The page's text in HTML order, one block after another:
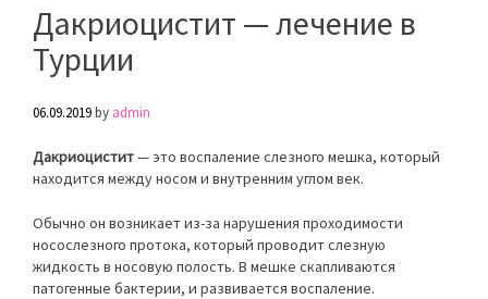
Дакриоцистит — лечение в
Турции
06.09.2019by admin
Дакриоцистит— это воспаление слезного мешка, который
находится между носом и внутренним углом век.
Обычно он возникает из-за нарушения проходимости
носослезного протока, который проводит слезную
жидкость в носовую полость. В мешке скапливаются
патогенные бактерии, и развивается воспаление.